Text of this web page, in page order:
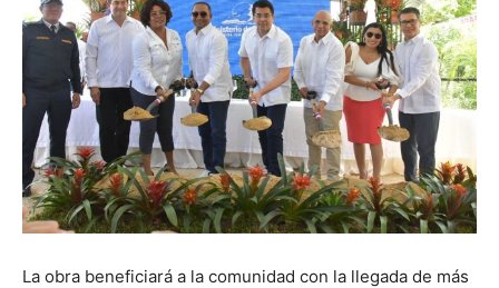
La obra beneficiará a la comunidad con la llegada de más